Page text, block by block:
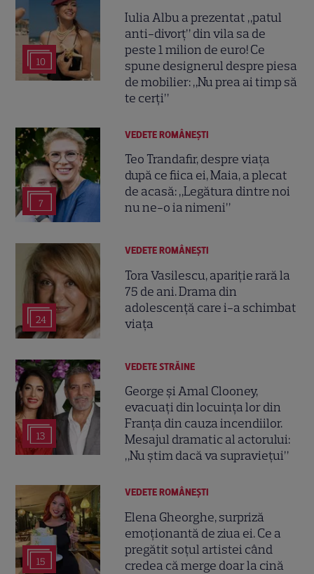
10
Iulia Albu a prezentat „patul
anti-divorț” din vila sa de
peste 1 milion de euro! Ce
spune designerul despre piesa
de mobilier: „Nu prea ai timp să
te cerți”
7
VEDETE ROMÂNEŞTI
Teo Trandafir, despre viața
după ce fiica ei, Maia, a plecat
de acasă: „Legătura dintre noi
nu ne-o ia nimeni”
24
VEDETE ROMÂNEŞTI
Tora Vasilescu, apariție rară la
75 de ani. Drama din
adolescență care i-a schimbat
viața
13
VEDETE STRĂINE
George și Amal Clooney,
evacuați din locuința lor din
Franța din cauza incendiilor.
Mesajul dramatic al actorului:
„Nu știm dacă va supraviețui”
15
VEDETE ROMÂNEŞTI
Elena Gheorghe, surpriză
emoționantă de ziua ei. Ce a
pregătit soțul artistei când
credea că merge doar la cină